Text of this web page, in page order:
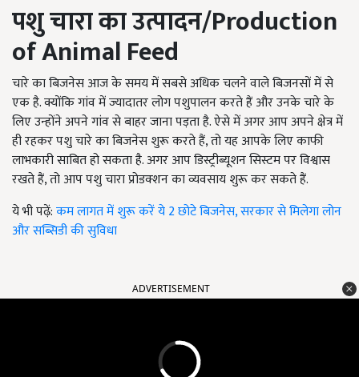
पशु चारा का उत्पादन/Production
of Animal Feed
चारे का बिजनेस आज के समय में सबसे अधिक चलने वाले बिजनसों में से
एक है. क्योंकि गांव में ज्यादातर लोग पशुपालन करते हैं और उनके चारे के
लिए उन्होंने अपने गांव से बाहर जाना पड़ता है. ऐसे में अगर आप अपने क्षेत्र में
ही रहकर पशु चारे का बिजनेस शुरू करते हैं,तो यह आपके लिए काफी
लाभकारी साबित हो सकता है. अगर आप डिस्ट्रीब्यूशन सिस्टम पर विश्वास
रखते हैं, तो आप पशु चारा प्रोडक्शन का व्यवसाय शुरू कर सकते हैं.
ये भी पढ़ें:कम लागत में शुरू करें ये 2 छोटे बिजनेस, सरकार से मिलेगा लोन
और सब्सिडी की सुविधा
ADVERTISEMENT